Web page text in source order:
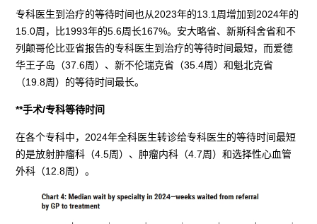
专科医生到治疗的等待时间也从2023年的13.1周增加到2024年的
15.0周，比1993年的5.6周长167%。安大略省、新斯科舍省和不
列颠哥伦比亚省报告的专科医生到治疗的等待时间最短，而爱德
华王子岛（37.6周）、新不伦瑞克省（35.4周）和魁北克省
（19.8周）的等待时间最长。
**手术/专科等待时间
在各个专科中，2024年全科医生转诊给专科医生的等待时间最短
的是放射肿瘤科（4.5周）、肿瘤内科（4.7周）和选择性心血管
外科（12.8周）。